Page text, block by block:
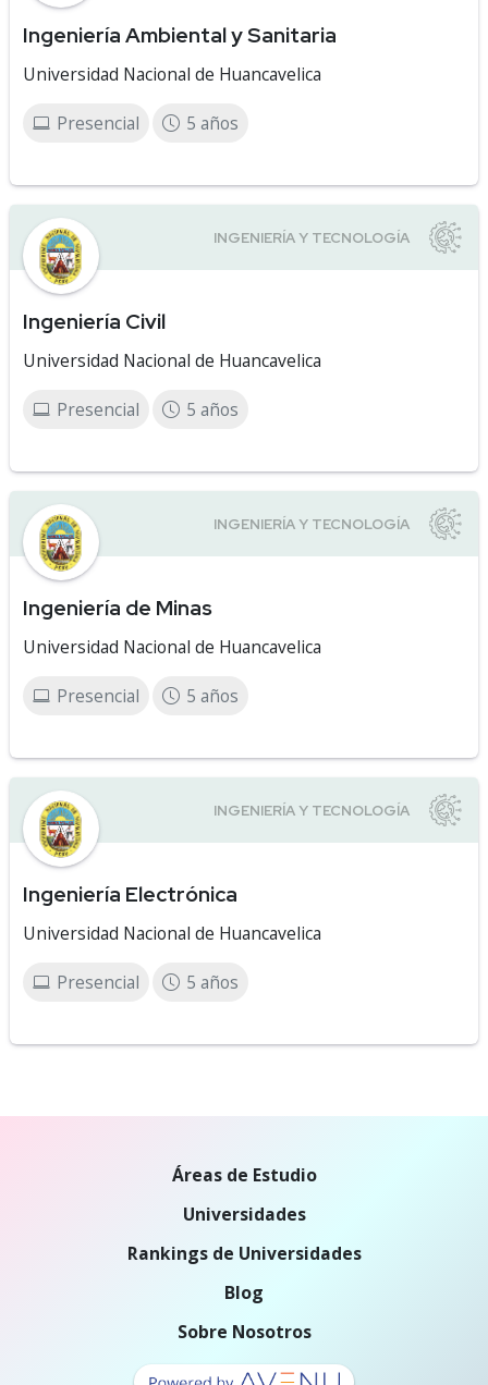
Ingeniería Ambiental y Sanitaria
Universidad Nacional de Huancavelica
Presencial 5 años
Ingeniería Civil
Universidad Nacional de Huancavelica
Presencial 5 años
Ingeniería de Minas
Universidad Nacional de Huancavelica
Presencial 5 años
Ingeniería Electrónica
Universidad Nacional de Huancavelica
Presencial 5 años
Áreas de Estudio
Universidades
Rankings de Universidades
Blog
Sobre Nosotros